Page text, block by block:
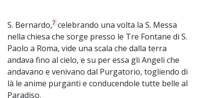
S. Bernardo,7 celebrando una volta la S. Messa
nella chiesa che sorge presso le Tre Fontane di S.
Paolo a Roma, vide una scala che dalla terra
andava fino al cielo, e su per essa gli Angeli che
andavano e venivano dal Purgatorio, togliendo di
là le anime purganti e conducendole tutte belle al
Paradiso.